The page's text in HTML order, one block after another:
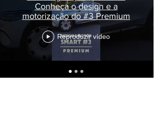
Conheça o design e a
motorização do #3 Premium
Reproduzir vídeo